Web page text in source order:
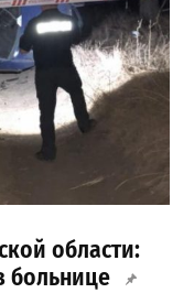
области:
больнице